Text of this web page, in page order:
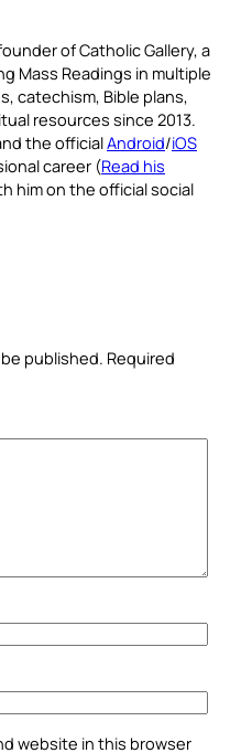
of Catholic Gallery, a
Mass Readings in multiple
catechism, Bible plans,
resources since 2013.
the officialAndroid/iOS
career (Read his
him on the official social
published. Required
website in this browser